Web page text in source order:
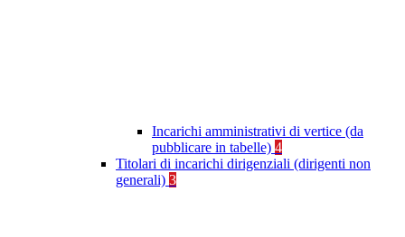
Incarichi amministrativi di vertice (da
pubblicare in tabelle) 4
Titolari di incarichi dirigenziali (dirigenti non
generali) 3